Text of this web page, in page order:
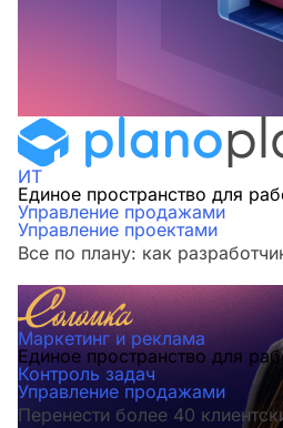
ИТ
Единое пространство для
Управление продажами
Управление проектами
Все по плану: как
Маркетинг и реклама
Единое пространство для
Контроль задач
Управление продажами
Перенести более 40